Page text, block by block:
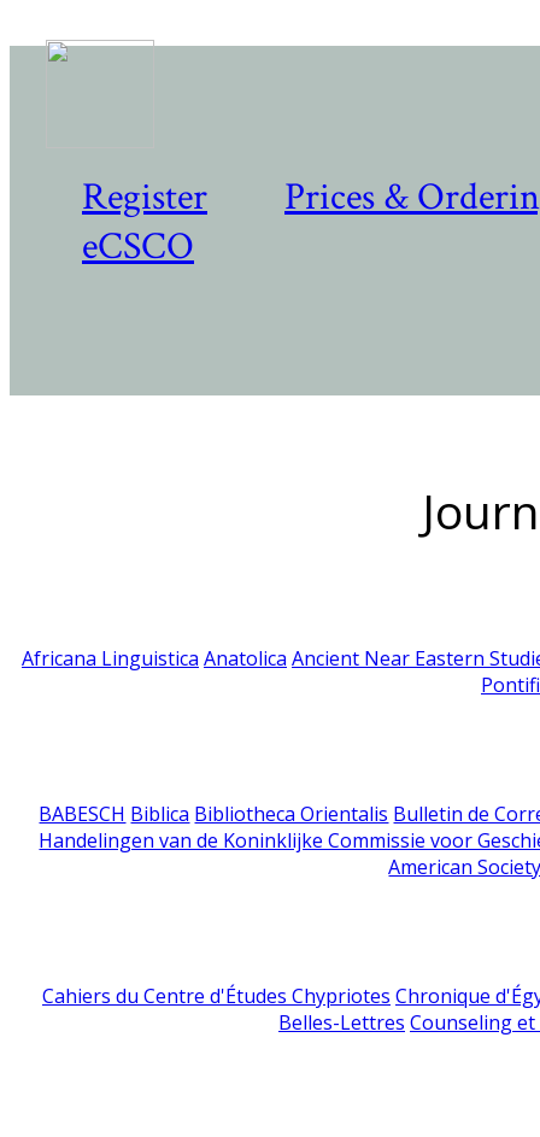
Register
Prices &
eCSCO
Africana Linguistica Anatolica Ancient Near Eastern
BABESCH Biblica Bibliotheca Orientalis Bulletin de
Handelingen van de Koninklijke Commissie voor
American
Cahiers du Centre d'Études Chypriotes Chronique
Belles-Lettres Counseling